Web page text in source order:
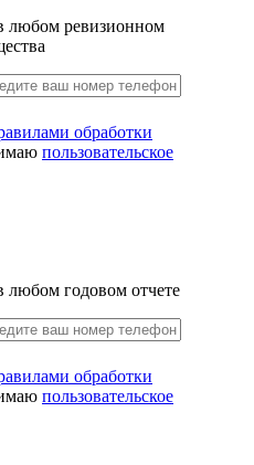
любом ревизионном
обработки
пользовательское
любом годовом отчете
обработки
пользовательское